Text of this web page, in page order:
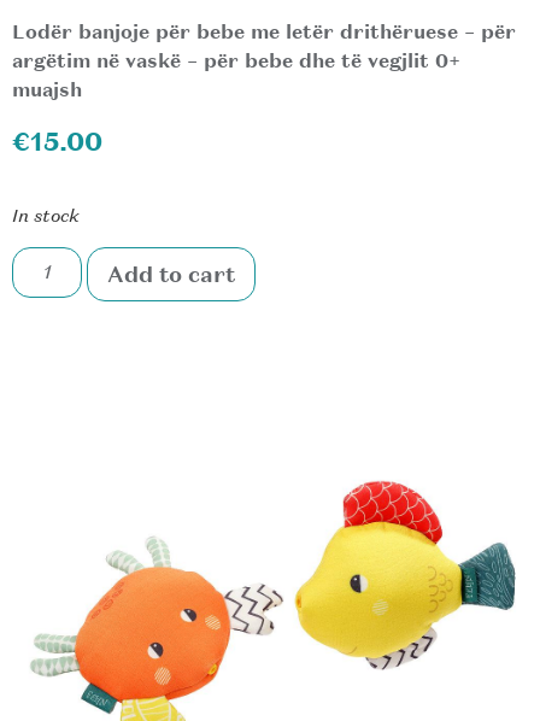
Lodër banjoje për bebe me letër drithëruese – për
argëtim në vaskë – për bebe dhe të vegjlit 0+
muajsh
€15.00
In stock
Add to cart